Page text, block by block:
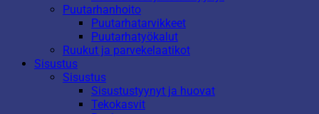
Puutarhanhoito
Puutarhatarvikkeet
Puutarhatyökalut
Ruukut ja parvekelaatikot
Sisustus
Sisustus
Sisustustyynyt ja huovat
Tekokasvit